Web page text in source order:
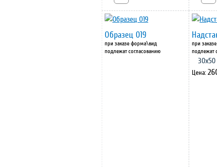
Образец 019
при заказе форма\вид
подлежат согласованию
при
подлежат
30х50
Цена: